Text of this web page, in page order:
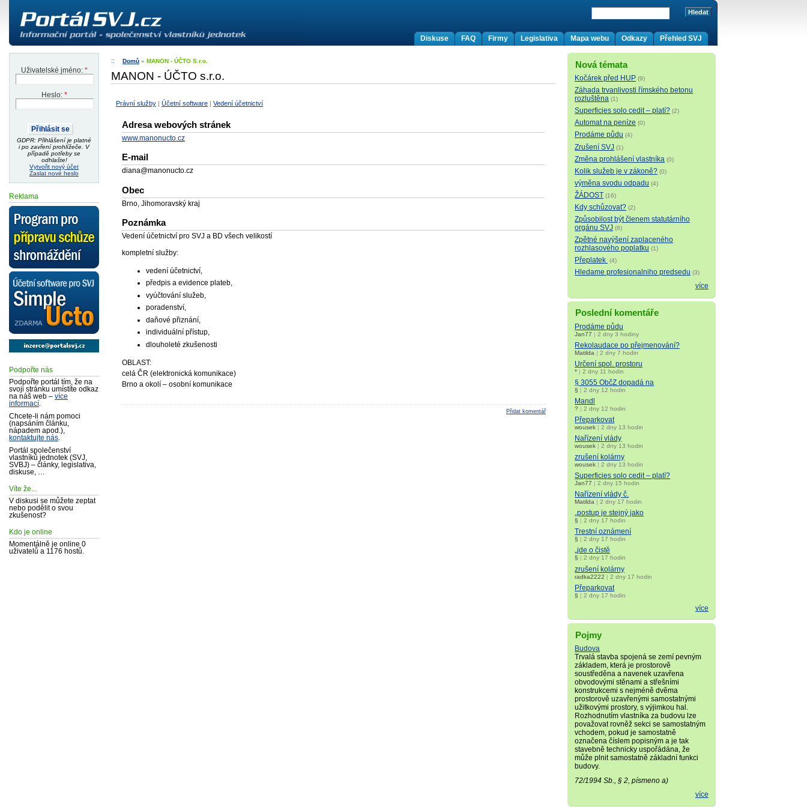
Přehled SVJ
Odkazy
Mapa webu
Legislativa
Firmy
FAQ
Diskuse
Uživatelské jméno: *
Heslo: *
GDPR: Přihlášení je platné
i po zavření prohlížeče. V
případě potřeby se
odhlašte!
Vytvořit nový účet
Zaslat nové heslo
Reklama
Podpořte nás
Podpořte portál tím, že na
svoji stránku umístíte odkaz
na náš web – více
informací
Chcete-li nám pomoci
(napsáním článku,
nápadem apod.),
kontaktujte nás
Portál společenství
vlastníků jednotek (SVJ,
SVBJ) – články, legislativa,
diskuse, …
Víte že...
V diskusi se můžete zeptat
nebo podělit o svou
zkušenost?
Kdo je online
Momentálně je online 0
uživatelů a 1176 hostů.
Nová témata
Kočárek před HUP (9)
Záhada trvanlivosti římského betonu
rozluštěna (1)
Superficies solo cedit – platí? (2)
Automat na peníze (0)
Prodáme půdu (4)
Zrušení SVJ (1)
Změna prohlášení vlastníka (0)
Kolik služeb je v zákoně? (0)
výměna svodu odpadu (4)
ŽÁDOST (16)
Kdy schůzovat? (2)
Způsobilost být členem statutárního
orgánu SVJ (8)
Zpětné navýšení zaplaceného
rozhlasového poplatku (1)
Přeplatek (4)
Hledame profesionalniho predsedu (3)
více
Poslední komentáře
Prodáme půdu
Jan77 |2 dny 3 hodiny
Rekolaudace po přejmenování?
Matilda |2 dny 7 hodin
Určení spol. prostoru
* |2 dny 11 hodin
§ 3055 ObčZ dopadá na
§ |2 dny 12 hodin
Mandl
? |2 dny 12 hodin
Přeparkovat
wousek |2 dny 13 hodin
Nařízení vlády
wousek |2 dny 13 hodin
zrušení kolárny
wousek |2 dny 13 hodin
Superficies solo cedit – platí?
Jan77 |2 dny 15 hodin
Nařízení vlády č.
Matilda |2 dny 17 hodin
„postup je stejný jako
§ |2 dny 17 hodin
Trestní oznámení
§ |2 dny 17 hodin
„jde o čistě
§ |2 dny 17 hodin
zrušení kolárny
radka2222 |2 dny 17 hodin
Přeparkovat
§ |2 dny 17 hodin
více
Pojmy
Budova
Trvalá stavba spojená se zemí pevným
základem, která je prostorově
soustředěna a navenek uzavřena
obvodovými stěnami a střešními
konstrukcemi s nejméně dvěma
prostorově uzavřenými samostatnými
užitkovými prostory, s výjimkou hal.
Rozhodnutím vlastníka za budovu lze
považovat rovněž sekci se samostatným
vchodem, pokud je samostatně
označena číslem popisným a je tak
stavebně technicky uspořádána, že
může plnit samostatně základní funkci
budovy.
72/1994 Sb., § 2, písmeno a)
více
Domů » MANON - ÚČTO S.r.o.
MANON - ÚČTO s.r.o.
Právní služby | Účetní software | Vedení účetnictví
Adresa webových stránek
www.manonucto.cz
E-mail
diana@manonucto.cz
Obec
Brno, Jihomoravský kraj
Poznámka
Vedení účetnictví pro SVJ a BD všech velikostí
kompletní služby:
vedení účetnictví,
předpis a evidence plateb,
vyúčtování služeb,
poradenství,
daňové přiznání,
individuální přístup,
dlouholeté zkušenosti
OBLAST:
celá ČR (elektronická komunikace)
Brno a okolí – osobní komunikace
Přidat komentář